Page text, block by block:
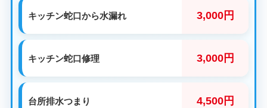
キッチン蛇口から水漏れ 3,000円
キッチン蛇口修理 3,000円
台所排水つまり 4,500円